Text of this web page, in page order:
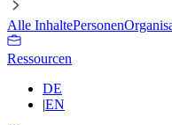
Alle InhaltePersonen
Ressourcen
DE
|EN